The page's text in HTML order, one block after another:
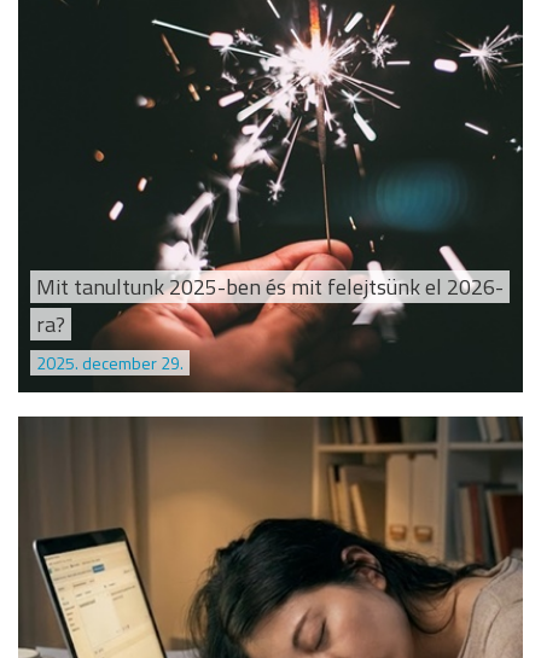
Mit tanultunk 2025-ben és mit felejtsünk el 2026-
ra?
2025. december 29.